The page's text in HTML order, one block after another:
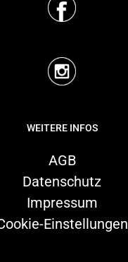
WEITERE INFOS
AGB
Datenschutz
Impressum
Einstellungen